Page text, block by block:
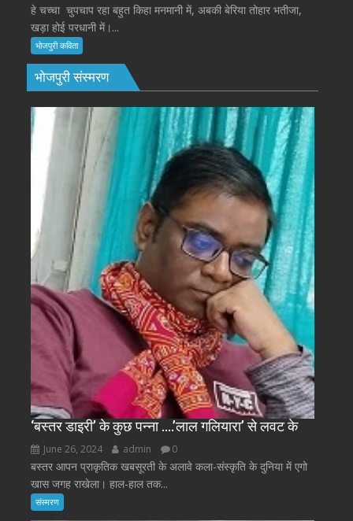
हे चच्चा चुपचाप रहा बहुत किहा मनमानी में, अबकी बेरिया तोहार भतीजा,
खड़ा होई परधानी में।...
भोजपुरी कविता
भोजपुरी संस्मरण
‘बस्तर डाइरी’ के कुछ पन्ना ….’लाल गलियारा’ से लवट के
June 26, 2024 admin 0
बस्तर आपन प्राकृतिक खबसूरती के अलावे कला-संस्कृति के दुनिया में एगो
खास जगह राखेला। हाल-हाल तक...
संस्मरण